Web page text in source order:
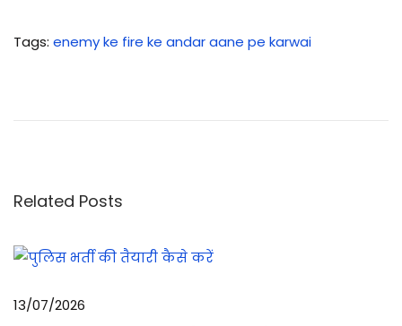
Tags: enemy ke fire ke andar aane pe karwai
ल
ल
Related Posts
13/07/2026